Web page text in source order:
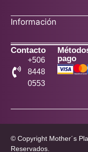
Información
Contacto
+506
8448
0553
pago
© Copyright Mother´s
Reservados.